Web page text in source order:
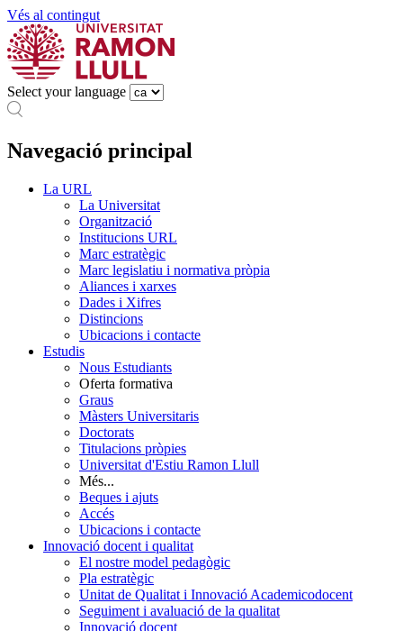
Vés al contingut
Select your language
Navegació principal
La URL
La Universitat
Organització
Institucions URL
Marc estratègic
Marc legislatiu i normativa pròpia
Aliances i xarxes
Dades i Xifres
Distincions
Ubicacions i contacte
Estudis
Nous Estudiants
Oferta formativa
Graus
Màsters Universitaris
Doctorats
Titulacions pròpies
Universitat d'Estiu Ramon Llull
Més...
Beques i ajuts
Accés
Ubicacions i contacte
Innovació docent i qualitat
El nostre model pedagògic
Pla estratègic
Unitat de Qualitat i Innovació Academicodocent
Seguiment i avaluació de la qualitat
Innovació docent